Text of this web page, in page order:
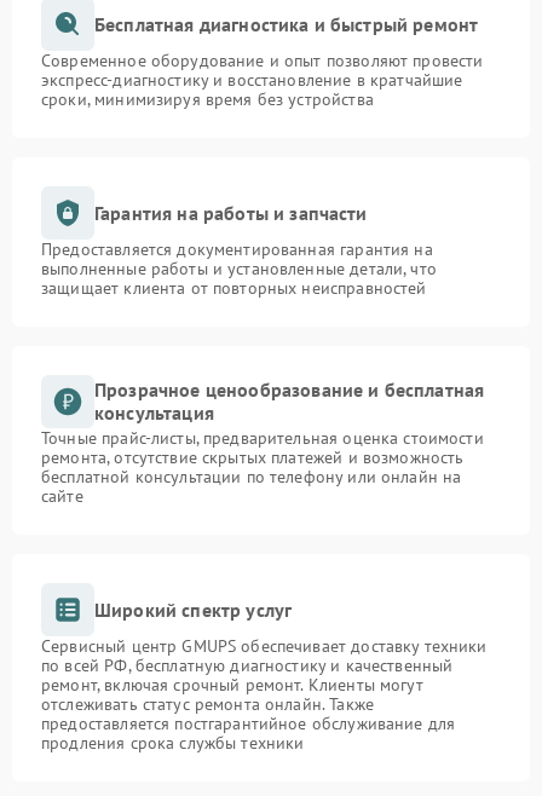
Бесплатная диагностика и быстрый ремонт
Современное оборудование и опыт позволяют провести
экспресс-диагностику и восстановление в кратчайшие
сроки, минимизируя время без устройства
Гарантия на работы и запчасти
Предоставляется документированная гарантия на
выполненные работы и установленные детали, что
защищает клиента от повторных неисправностей
Прозрачное ценообразование и бесплатная
консультация
Точные прайс-листы, предварительная оценка стоимости
ремонта, отсутствие скрытых платежей и возможность
бесплатной консультации по телефону или онлайн на
сайте
Широкий спектр услуг
Сервисный центр GMUPS обеспечивает доставку техники
по всей РФ, бесплатную диагностику и качественный
ремонт, включая срочный ремонт. Клиенты могут
отслеживать статус ремонта онлайн. Также
предоставляется постгарантийное обслуживание для
продления срока службы техники